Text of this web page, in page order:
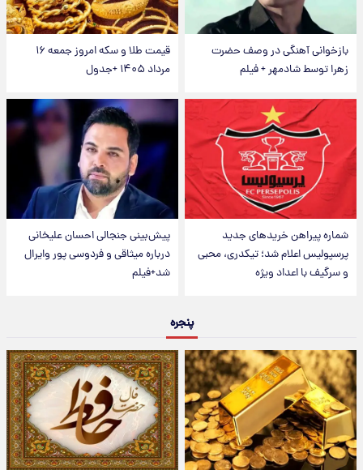
بازخوانی آهنگی در وصف حضرت
زهرا توسط شادمهر + فیلم
قیمت طلا و سکه امروز جمعه ۱۶
مرداد ۱۴۰۵ +جدول
شماره پیراهن خریدهای جدید
پرسپولیس اعلام شد؛ تیکدری، محبی
و سرگیف با اعداد ویژه
پیش‌بینی جنجالی احسان علیخانی
درباره میثاقی و فردوسی پور وایرال
شد+فیلم
پنجره